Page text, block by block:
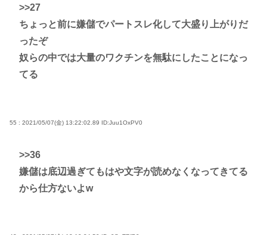
>>27
ちょっと前に嫌儲でパートスレ化して大盛り上がりだ
ったぞ
奴らの中では大量のワクチンを無駄にしたことになっ
てる
55 : 2021/05/07(金) 13:22:02.89 ID:Juu1OxPV0
>>36
嫌儲は底辺過ぎてもはや文字が読めなくなってきてる
から仕方ないよw